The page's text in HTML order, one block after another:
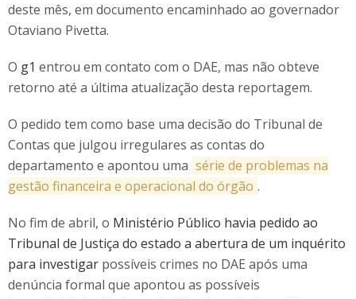
deste mês, em documento encaminhado ao governador
Otaviano Pivetta.
O g1 entrou em contato com o DAE, mas não obteve
retorno até a última atualização desta reportagem.
O pedido tem como base uma decisão do Tribunal de
Contas que julgou irregulares as contas do
departamento e apontou uma série de problemas na
gestão financeira e operacional do órgão .
No fim de abril, o Ministério Público havia pedido ao
Tribunal de Justiça do estado a abertura de um inquérito
para investigar possíveis crimes no DAE após uma
denúncia formal que apontou as possíveis